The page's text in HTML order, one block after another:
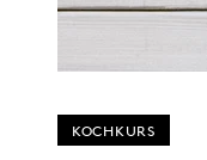
KOCHKURS